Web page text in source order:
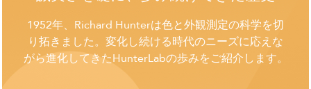
1952年、Richard Hunterは色と外観測定の科学を切
り拓きました。変化し続ける時代のニーズに応えな
がら進化してきたHunterLabの歩みをご紹介します。